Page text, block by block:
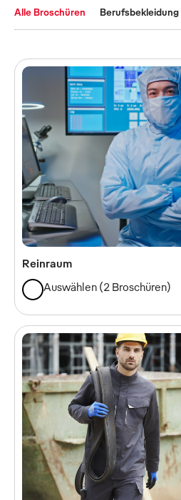
Alle Broschüren Berufsbekleidung
Reinraum
Auswählen (2 Broschüren)